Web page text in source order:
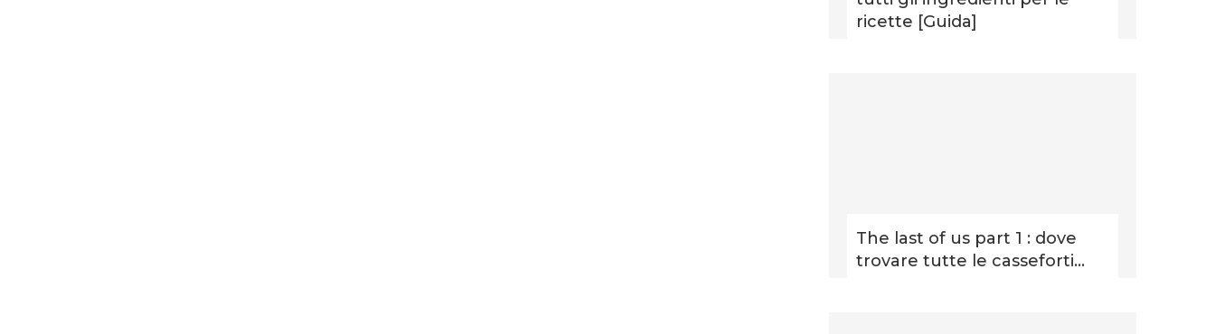
ricette [Guida]
The last of us part 1 : dove
trovare tutte le casseforti...